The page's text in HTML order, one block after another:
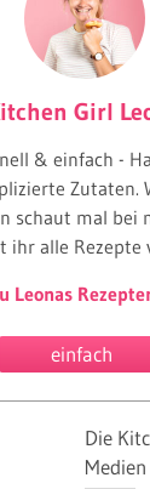
Girl
& einfach -
Zutaten.
schaut mal bei
ihr alle Rezepte
Leonas
einfach
Die
Medien